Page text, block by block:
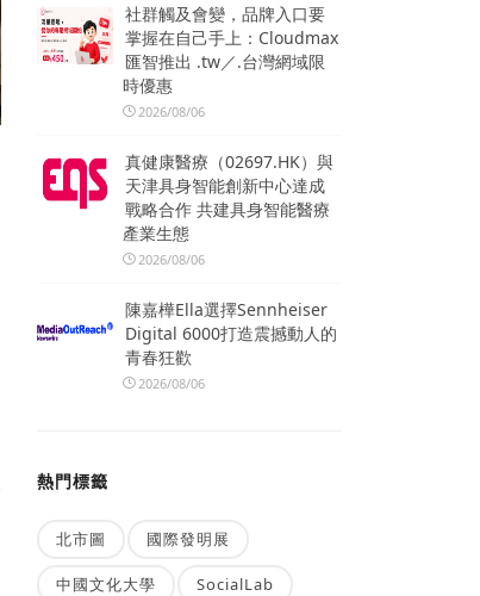
社群觸及會變，品牌入口要
掌握在自己手上：Cloudmax
匯智推出 .tw／.台灣網域限
時優惠
2026/08/06
真健康醫療（02697.HK）與
天津具身智能創新中心達成
戰略合作 共建具身智能醫療
產業生態
2026/08/06
陳嘉樺Ella選擇Sennheiser
Digital 6000打造震撼動人的
青春狂歡
2026/08/06
熱門標籤
北市圖 國際發明展
中國文化大學 SocialLab